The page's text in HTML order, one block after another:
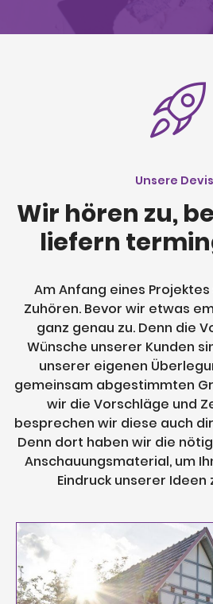
Unsere
Wir hören zu,
liefern
Am Anfang eines
Zuhören. Bevor wir etwas
ganz genau zu. Denn die
Wünsche unserer Kunden
unserer eigenen
gemeinsam abgestimmten
wir die Vorschläge und
besprechen wir diese auch
Denn dort haben wir die
Anschauungsmaterial, um
Eindruck unserer